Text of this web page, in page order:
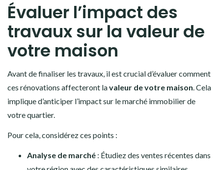
Évaluer l’impact des
travaux sur la valeur de
votre maison
Avant de finaliser les travaux, il est crucial d’évaluer comment
ces rénovations affecteront lavaleur de votre maison. Cela
implique d’anticiper l’impact sur le marché immobilier de
votre quartier.
Pour cela, considérez ces points :
Analyse de marché : Étudiez des ventes récentes dans